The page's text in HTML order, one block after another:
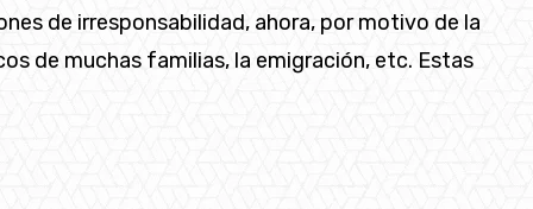
de irresponsabilidad, ahora, por motivo de la
de muchas familias, la emigración, etc. Estas